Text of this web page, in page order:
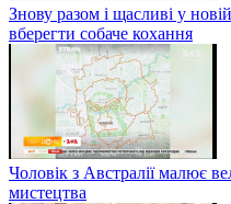
Знову разом і щасливі у
вберегти собаче кохання
Чоловік з Австралії малює
мистецтва